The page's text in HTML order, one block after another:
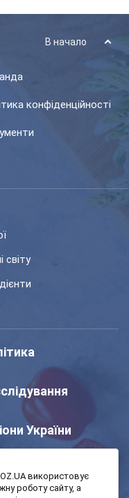
В начало
конфіденційності
світу
України
використовує
роботу сайту, а